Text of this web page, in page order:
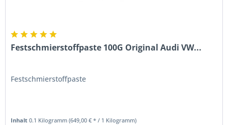
Festschmierstoffpaste 100G Original Audi VW...
Festschmierstoffpaste
Inhalt0.1 Kilogramm(649,00 € * / 1 Kilogramm)